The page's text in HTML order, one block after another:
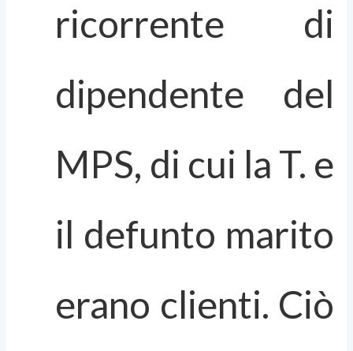
ricorrente di
dipendente del
MPS, di cui la T. e
il defunto marito
erano clienti. Ciò